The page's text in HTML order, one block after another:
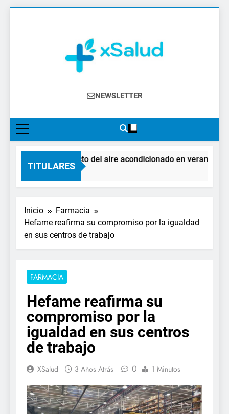
XSalud
Noticias Del Sector Salud. Congresos Y
Farmacéutica, Atención Primaria,
Especialistas, Farmacia, Etc…
NEWSLETTER
TITULARES
El impacto del aire acondicionado en verano:
1 Día Atrás
Inicio
Farmacia
Hefame reafirma su compromiso por la igualdad
en sus centros de trabajo
FARMACIA
Hefame reafirma su
compromiso por la
igualdad en sus centros
de trabajo
XSalud 3 Años Atrás 0 1 Minutos